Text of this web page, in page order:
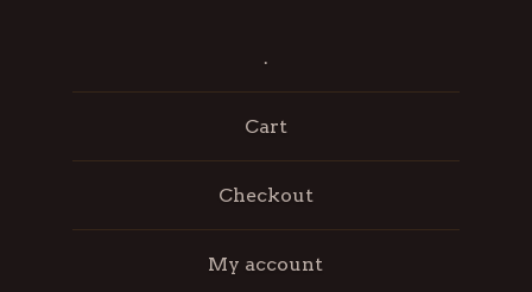
.
Cart
Checkout
My account